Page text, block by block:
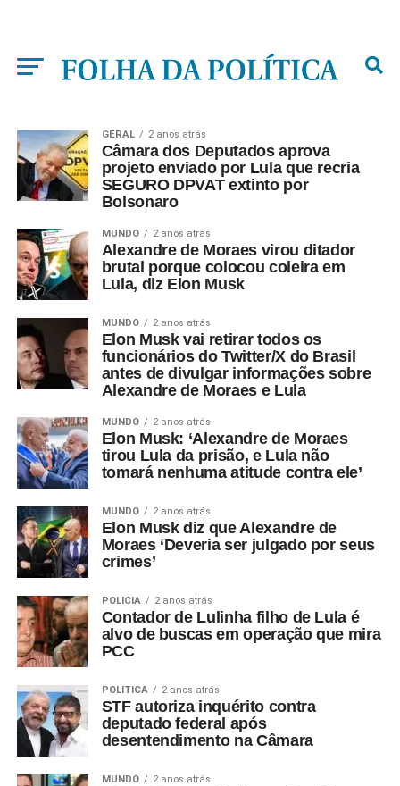
GERAL 2 anos atrás
Câmara dos Deputados aprova
projeto enviado por Lula que recria
SEGURO DPVAT extinto por
Bolsonaro
MUNDO 2 anos atrás
Alexandre de Moraes virou ditador
brutal porque colocou coleira em
Lula, diz Elon Musk
MUNDO 2 anos atrás
Elon Musk vai retirar todos os
funcionários do Twitter/X do Brasil
antes de divulgar informações sobre
Alexandre de Moraes e Lula
MUNDO 2 anos atrás
Elon Musk: ‘Alexandre de Moraes
tirou Lula da prisão, e Lula não
tomará nenhuma atitude contra ele’
MUNDO 2 anos atrás
Elon Musk diz que Alexandre de
Moraes ‘Deveria ser julgado por seus
crimes’
POLÍCIA 2 anos atrás
Contador de Lulinha filho de Lula é
alvo de buscas em operação que mira
PCC
POLÍTICA 2 anos atrás
STF autoriza inquérito contra
deputado federal após
desentendimento na Câmara
MUNDO 2 anos atrás